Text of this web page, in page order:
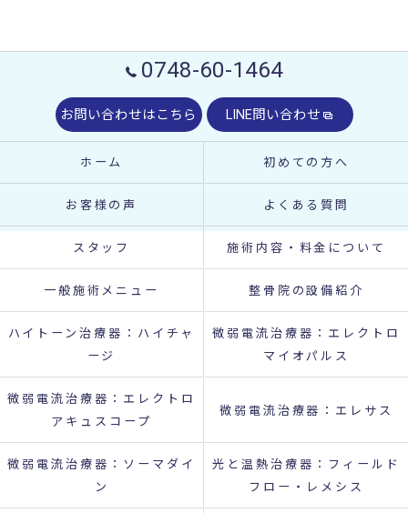
0748-60-1464
お問い合わせはこちら LINE問い合わせ
ホーム 初めての方へ
お客様の声 よくある質問
スタッフ 施術内容・料金について
一般施術メニュー 整骨院の設備紹介
ハイトーン治療器：ハイチャ
ージ
微弱電流治療器：エレクトロ
マイオパルス
微弱電流治療器：エレクトロ
アキュスコープ
微弱電流治療器：エレサス
微弱電流治療器：ソーマダイ
ン
光と温熱治療器：フィールド
フロー・レメシス